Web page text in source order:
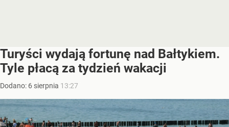
Turyści wydają fortunę nad Bałtykiem.
Tyle płacą za tydzień wakacji
Dodano: 6 sierpnia 13:27